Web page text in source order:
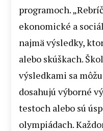
programoch.
ekonomické a
najmä výsledky,
alebo skúškach.
výsledkami sa
dosahujú výborné
testoch alebo sú
olympiádach.